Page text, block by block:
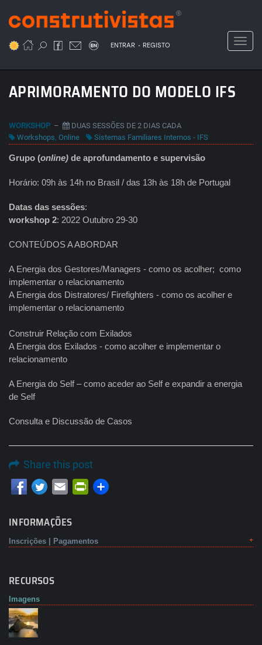
para
conteúdo
ENTRAR . REGISTO
APRIMORAMENTO DO MODELO IFS
WORKSHOP –
DUAS SESSÕES DE 2 DIAS CADA
Workshops, Online Sistemas Familiares Internos - IFS
Grupo (online) de aprofundamento e supervisão
Horário: 09h às 14h no Brasil / das 13h às 18h de Portugal
Datas das sessões:
workshop 2: 2022 Outubro 29-30
CONTEÚDOS A ABORDAR
A Energia dos Gestores/Managers - como os acolher; como
implementar o relacionamento
A Energia dos Distratores/ Firefighters - como os acolher e
implementar o relacionamento
Construir Relação com Exilados
A Energia dos Exilados - como acolher e implementar o
relacionamento
A Energia do Self – como aceder ao Self e expandir a energia
de Self
Consulta e Discussão de Casos
Share this post
Email PrintFriendly
INFORMAÇÕES
Inscrições | Pagamentos
RECURSOS
Imagens